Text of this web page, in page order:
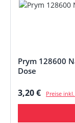
Prym 128600
Dose
Regulärer
3,20 € Preise